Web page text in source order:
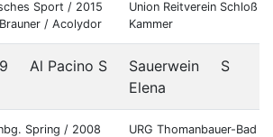
Sport / 2015
/ Acolydor
Union Reitverein Schloß
Kammer
Al Pacino S
Sauerwein
Elena
S
Spring / 2008
URG Thomanbauer-Bad